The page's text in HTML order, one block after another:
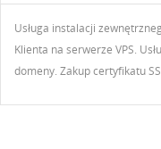
Usługa instalacji
Klienta na serwerze VPS.
domeny. Zakup certyfikatu